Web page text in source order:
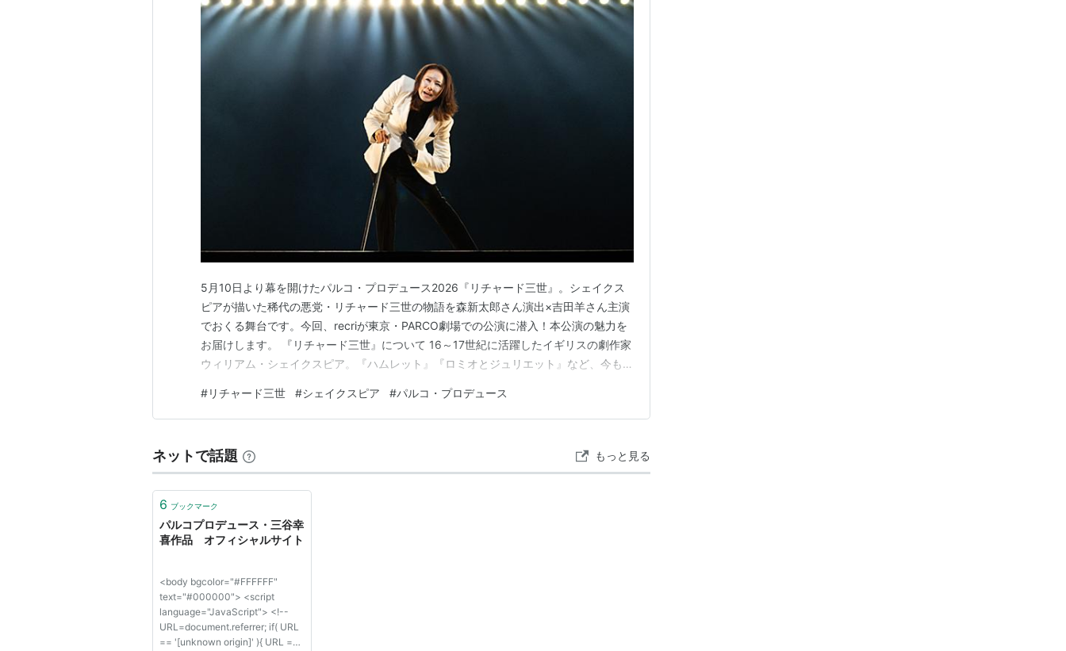
5月10日より幕を開けたパルコ・プロデュース2026『リチャード三世』。シェイクス
ピアが描いた稀代の悪党・リチャード三世の物語を森新太郎さん演出×吉田羊さん主演
でおくる舞台です。今回、recriが東京・PARCO劇場での公演に潜入！本公演の魅力を
お届けします。 『リチャード三世』について 16～17世紀に活躍したイギリスの劇作家
ウィリアム・シェイクスピア。『ハムレット』『ロミオとジュリエット』など、今も世
スピアがイングランドの史実に基づいて描いた歴史劇の中でも人気の高い一作。15世
紀イングランドで起きたランカスター家…
#リチャード三世 #シェイクスピア #パルコ・プロデュース
ネットで話題 もっと見る
6 ブックマーク
パルコプロデュース・三谷幸
喜作品 オフィシャルサイト
<body bgcolor="#FFFFFF"
text="#000000"> <script
language="JavaScript"> <!--
URL=document.referrer; if( URL
== '[unknown origin]' ){ URL =